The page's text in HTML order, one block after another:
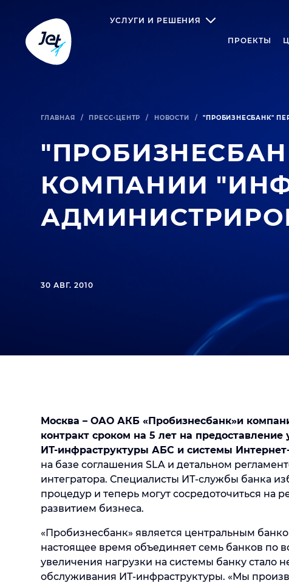
УСЛУГИ И РЕШЕНИЯ
ПРОЕКТЫ
ГЛАВНАЯ / ПРЕСС-ЦЕНТР / НОВОСТИ / "ПРОБИЗНЕСБАНК"
КОМПАНИИ
30 АВГ. 2010
Москва – ОАО АКБ «Пробизнесбанк»и
контракт сроком на 5 лет на
ИТ-инфраструктуры АБС и системы
на базе соглашения SLA и детальном
интегратора. Специалисты ИТ-службы банка
процедур и теперь могут сосредоточиться на
развитием бизнеса.
«Пробизнесбанк» является центральным
настоящее время объединяет семь банков по
увеличения нагрузки на системы банку стало
обслуживания ИТ-инфраструктуры. «Мы